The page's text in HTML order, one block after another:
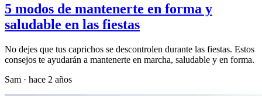
5 modos de mantenerte en forma y
saludable en las fiestas
No dejes que tus caprichos se descontrolen durante las fiestas. Estos
consejos te ayudarán a mantenerte en marcha, saludable y en forma.
Sam · hace 2 años